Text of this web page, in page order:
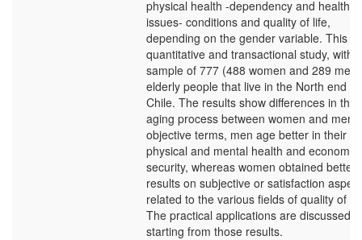
physical health -dependency and health
issues- conditions and quality of life,
depending on the gender variable. This is
quantitative and transactional study, with a
sample of 777 (488 women and 289 men)
elderly people that live in the North end of
Chile. The results show differences in the
aging process between women and men.
objective terms, men age better in their
physical and mental health and economic
security, whereas women obtained better
results on subjective or satisfaction
related to the various fields of quality of
The practical applications are discussed
starting from those results.